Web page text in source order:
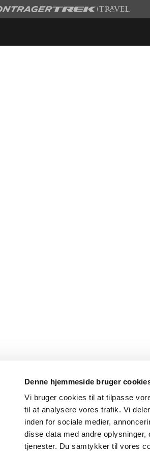
Denne hjemmeside bruger
Vi bruger cookies til at tilpasse
til at analysere vores trafik. Vi
inden for sociale medier,
disse data med andre
tjenester. Du samtykker til vores